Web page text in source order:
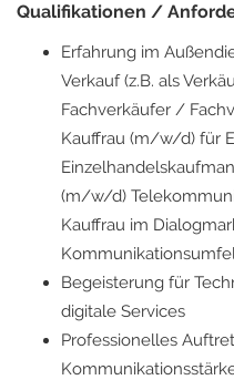
Qualifikationen /
Erfahrung im
Verkauf (z.B. als
Fachverkäufer /
Kauffrau (m/w/d) für
(m/w/d)
Kauffrau im
Begeisterung für
digitale Services
Professionelles